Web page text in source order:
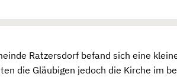
Ratzersdorf befand sich eine
die Gläubigen jedoch die Kirche im